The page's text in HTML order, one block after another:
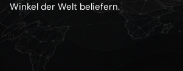
Winkel der Welt beliefern.